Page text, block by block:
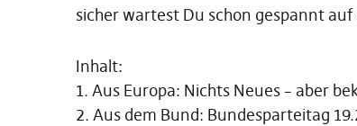
sicher wartest Du schon gespannt
Inhalt:
1. Aus Europa: Nichts Neues – aber
2. Aus dem Bund: Bundesparteitag